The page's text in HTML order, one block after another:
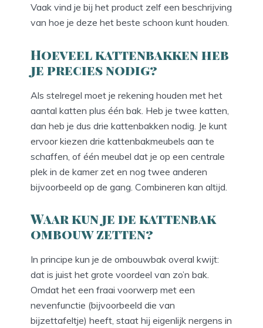
Vaak vind je bij het product zelf een beschrijving
van hoe je deze het beste schoon kunt houden.
Hoeveel kattenbakken heb
je precies nodig?
Als stelregel moet je rekening houden met het
aantal katten plus één bak. Heb je twee katten,
dan heb je dus drie kattenbakken nodig. Je kunt
ervoor kiezen drie kattenbakmeubels aan te
schaffen, of één meubel dat je op een centrale
plek in de kamer zet en nog twee anderen
bijvoorbeeld op de gang. Combineren kan altijd.
Waar kun je de kattenbak
ombouw zetten?
In principe kun je de ombouwbak overal kwijt:
dat is juist het grote voordeel van zo’n bak.
Omdat het een fraai voorwerp met een
nevenfunctie (bijvoorbeeld die van
bijzettafeltje) heeft, staat hij eigenlijk nergens in